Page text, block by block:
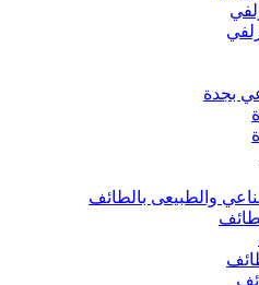
بجدة
والطبيعى بالطائف